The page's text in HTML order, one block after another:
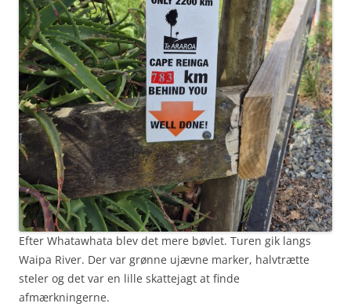
Efter Whatawhata blev det mere bøvlet. Turen gik langs
Waipa River. Der var grønne ujævne marker, halvtrætte
steler og det var en lille skattejagt at finde
afmærkningerne.